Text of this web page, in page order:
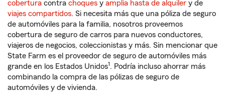
cobertura contra choques y amplia hasta de alquiler y de
viajes compartidos. Si necesita más que una póliza de seguro
de automóviles para la familia, nosotros proveemos
cobertura de seguro de carros para nuevos conductores,
viajeros de negocios, coleccionistas y más. Sin mencionar que
State Farm es el proveedor de seguro de automóviles más
grande en los Estados Unidos1. Podría incluso ahorrar más
combinando la compra de las pólizas de seguro de
automóviles y de vivienda.